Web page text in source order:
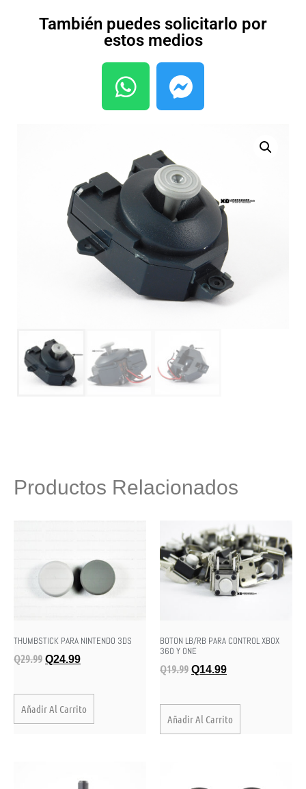
También puedes solicitarlo por
estos medios
Productos Relacionados
THUMBSTICK PARA NINTENDO 3DS
Q29.99 Q24.99
Añadir Al Carrito
BOTON LB/RB PARA CONTROL XBOX
360 Y ONE
Q19.99 Q14.99
Añadir Al Carrito